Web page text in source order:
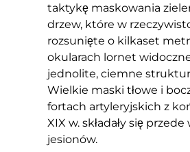
taktykę maskowania
drzew, które w
rozsunięte o kilkaset
okularach lornet
jednolite, ciemne
Wielkie maski tłowe i
fortach artyleryjskich z
XIX w. składały się
jesionów.